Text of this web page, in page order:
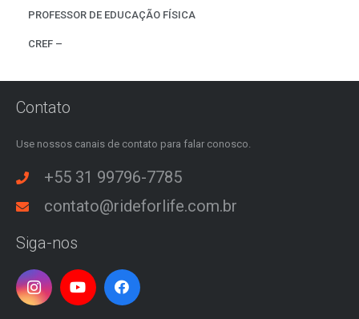
PROFESSOR DE EDUCAÇÃO FÍSICA
CREF –
Contato
Use nossos canais de contato para falar conosco.
+55 31 99796-7785
contato@rideforlife.com.br
Siga-nos